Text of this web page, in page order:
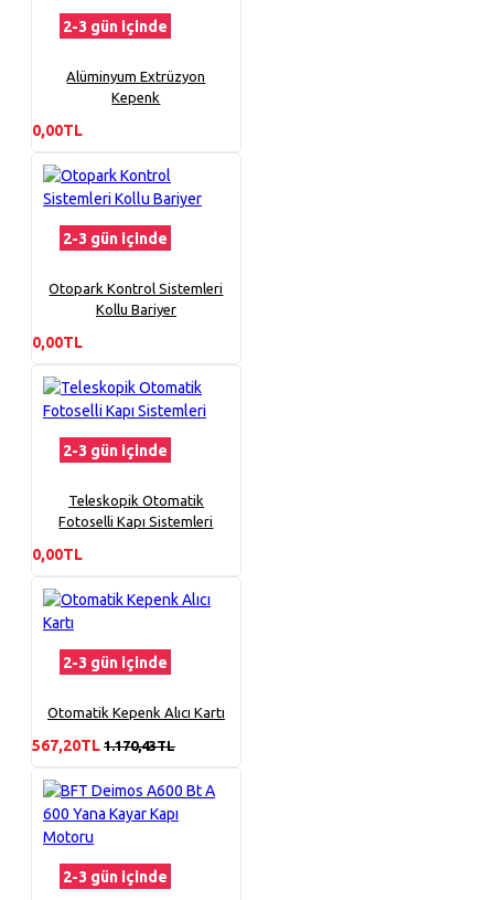
2-3 gün içinde
Alüminyum Extrüzyon
Kepenk
0,00TL
2-3 gün içinde
Otopark Kontrol Sistemleri
Kollu Bariyer
0,00TL
2-3 gün içinde
Teleskopik Otomatik
Fotoselli Kapı Sistemleri
0,00TL
2-3 gün içinde
Otomatik Kepenk Alıcı Kartı
567,20TL 1.170,43TL
2-3 gün içinde